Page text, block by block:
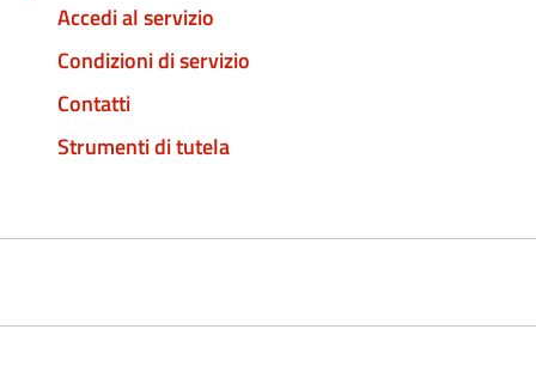
Accedi al servizio
Condizioni di servizio
Contatti
Strumenti di tutela